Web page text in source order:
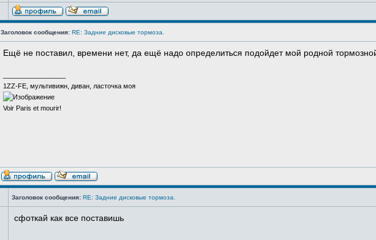
Заголовок сообщения: RE: Задние дисковые тормоза.
Ещё не поставил, времени нет, да ещё надо определиться подойдет мой родной
1ZZ-FE, мультивижн, диван, ласточка моя
Voir Paris et mourir!
Заголовок сообщения: RE: Задние дисковые тормоза.
сфоткай как все поставишь